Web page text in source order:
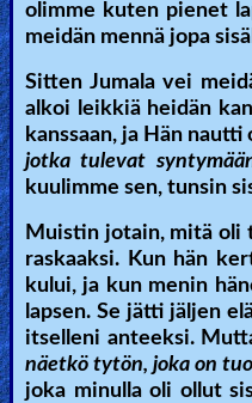
olimme kuten pienet
meidän mennä jopa
Sitten Jumala vei
alkoi leikkiä heidän
kanssaan, ja Hän
jotka tulevat
kuulimme sen, tunsin
Muistin jotain, mitä oli
raskaaksi. Kun hän
kului, ja kun menin
lapsen. Se jätti jäljen
itselleni anteeksi.
näetkö tytön, joka on
joka minulla oli ollut